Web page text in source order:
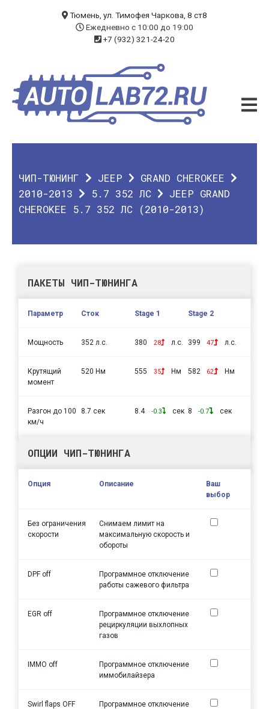
ЧИП-ТЮНИНГ
ДИАГНОСТИКА
О КОМПАНИИ
Тюмень, ул. Тимофея Чаркова, 8 ст8
Ежедневно с 10:00 до 19:00
+7 (932) 321-24-20
ЧИП-ТЮНИНГ JEEP
GRAND CHEROKEE
2010-2013
5.7 352 ЛС
JEEP GRAND
CHEROKEE 5.7 352 ЛС (2010-2013)
ПАКЕТЫ ЧИП-ТЮНИНГА
Параметр Сток Stage 1 Stage 2
Мощность 352 л.с. 380 28 л.с. 399 47 л.с.
Крутящий
момент
520 Нм 555 35 Нм 582 62 Нм
Разгон до 100
км/ч
8.7 сек 8.4 -0.3 сек 8 -0.7 сек
ОПЦИИ ЧИП-ТЮНИНГА
Опция Описание
Ваш
выбор
Без ограничения
скорости
Снимаем лимит на
максимальную скорость и
обороты
DPF off
Программное отключение
работы сажевого фильтра
EGR off
Программное отключение
рециркуляции выхлопных
газов
IMMO off
Программное отключение
иммобилайзера
Swirl flaps OFF
Программное отключение